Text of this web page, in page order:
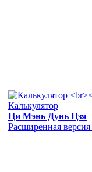
Калькулятор
Ци Мэнь Дунь Цзя
Расширенная версия